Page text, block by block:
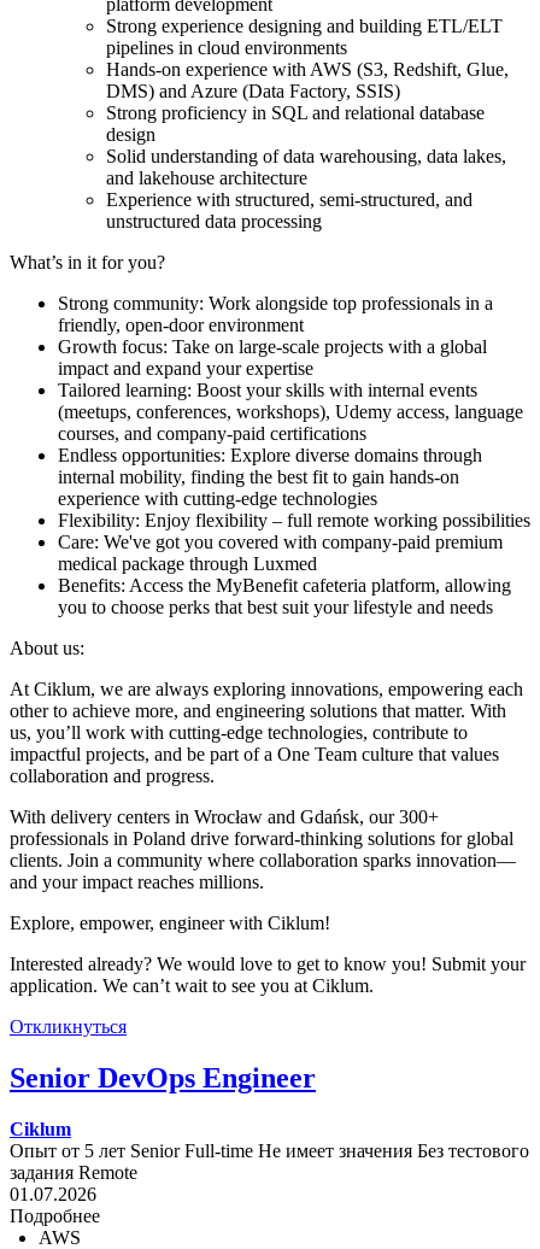
platform development
Strong experience designing and building ETL/ELT
pipelines in cloud environments
Hands-on experience with AWS (S3, Redshift, Glue,
DMS) and Azure (Data Factory, SSIS)
Strong proficiency in SQL and relational database
design
Solid understanding of data warehousing, data lakes,
and lakehouse architecture
Experience with structured, semi-structured, and
unstructured data processing
What’s in it for you?
Strong community: Work alongside top professionals in a
friendly, open-door environment
Growth focus: Take on large-scale projects with a global
impact and expand your expertise
Tailored learning: Boost your skills with internal events
(meetups, conferences, workshops), Udemy access, language
courses, and company-paid certifications
Endless opportunities: Explore diverse domains through
internal mobility, finding the best fit to gain hands-on
experience with cutting-edge technologies
Flexibility: Enjoy flexibility – full remote working possibilities
Care: We've got you covered with company-paid premium
medical package through Luxmed
Benefits: Access the MyBenefit cafeteria platform, allowing
you to choose perks that best suit your lifestyle and needs
About us:
At Ciklum, we are always exploring innovations, empowering each
other to achieve more, and engineering solutions that matter. With
us, you’ll work with cutting-edge technologies, contribute to
impactful projects, and be part of a One Team culture that values
collaboration and progress.
With delivery centers in Wrocław and Gdańsk, our 300+
professionals in Poland drive forward-thinking solutions for global
clients. Join a community where collaboration sparks innovation—
and your impact reaches millions.
Explore, empower, engineer with Ciklum!
Interested already? We would love to get to know you! Submit your
application. We can’t wait to see you at Ciklum.
Откликнуться
Senior DevOps Engineer
Ciklum
Опыт от 5 лет Senior Full-time Не имеет значения Без тестового
задания Remote
01.07.2026
Подробнее
AWS